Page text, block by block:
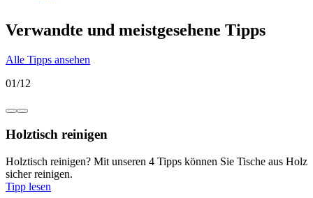
Verwandte und meistgesehene Tipps
Alle Tipps ansehen
01/12
Holztisch reinigen
Holztisch reinigen? Mit unseren 4 Tipps können Sie Tische aus Holz
sicher reinigen.
Tipp lesen